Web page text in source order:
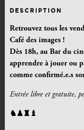
DESCRIPTION
Retrouvez tous les
Café des images !
Dès 18h, au Bar du
apprendre à jouer ou
comme confirmé.e.s
Entrée libre et gratuite,
♞♟♜♝